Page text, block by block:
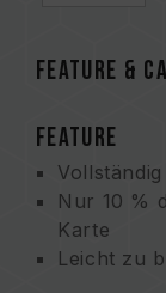
FEATURE &
FEATURE
Nur 10 %
Karte
Leicht zu